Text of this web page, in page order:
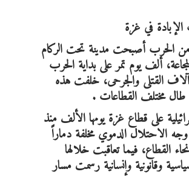
في غزة
الحرب أصبحت مدينة تحت الركام
ألف يوم تمر على بداية الحرب
القتلى والجرحى، خلفت هذه
طال مختلف القطاعات .
على قطاع غزة يومها الألف منذ
الاحتلال الدموي مخلفة دماراً
القطاع، فيما تعاقبت خلالها
وقانونية وإنسانية رسمت مسار